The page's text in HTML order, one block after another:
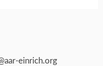
einrich.org